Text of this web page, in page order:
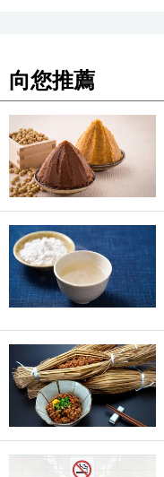
向您推薦